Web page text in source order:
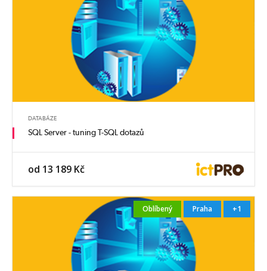
DATABÁZE
SQL Server - tuning T-SQL dotazů
od 13 189 Kč
Oblíbený Praha +1